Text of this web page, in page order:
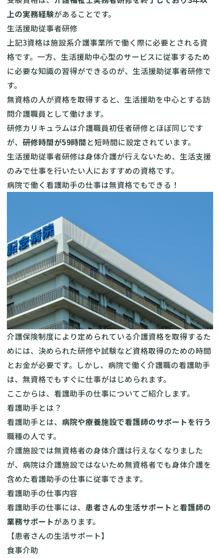
上の実務経験があることです。
生活援助従事者研修
上記3資格は施設系介護事業所で働く際に必要とされる資
格です。一方、生活援助中心型のサービスに従事するため
に必要な知識の習得ができるのが、生活援助従事者研修で
す。
無資格の人が資格を取得すると、生活援助を中心とする訪
問介護職員として働けます。
研修カリキュラムは介護職員初任者研修とほぼ同じです
が、 研修時間が59時間と短時間に設定されています。
生活援助従事者研修は身体介護が行えないため、生活支援
のみで仕事を行いたい人におすすめの資格です。
病院で働く看護助手の仕事は無資格でもできる！
介護保険制度により定められている介護資格を取得するた
めには、決められた研修や試験など資格取得のための時間
とお金が必要です。しかし、病院で働く介護職の看護助手
は、無資格でもすぐに仕事がはじめられます。
ここからは、看護助手の仕事についてご紹介します。
看護助手とは？
看護助手とは、 病院や療養施設で看護師のサポートを行う
職種の人です。
介護施設では無資格者の身体介護は行えなくなりました
が、病院は介護施設ではないため無資格者でも身体介護を
含めた看護助手の仕事に従事できます。
看護助手の仕事内容
看護助手の仕事には、 患者さんの生活サポート と看護師の
業務サポートがあります。
【患者さんの生活サポート】
食事介助